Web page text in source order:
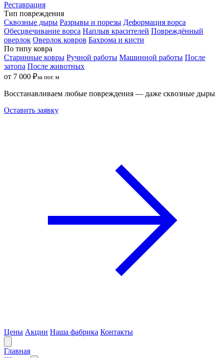
Реставрация
Тип повреждения
Сквозные дыры Разрывы и порезы Деформация ворса
Обесцвечивание ворса Наплыв красителей Повреждённый
оверлок Оверлок ковров Бахрома и кисти
По типу ковра
Старинные ковры Ручной работы Машинной работы После
затопа После животных
от 7 000 ₽за пог. м
Восстанавливаем любые повреждения — даже сквозные дыры
Оставить заявку
Цены Акции Наша фабрика Контакты
Главная